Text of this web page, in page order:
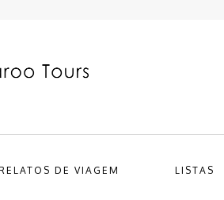
DE VIAGEM LISTAS